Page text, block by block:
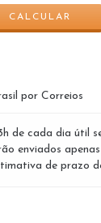
CALCULAR
por Correios
de cada dia útil
enviados
de prazo